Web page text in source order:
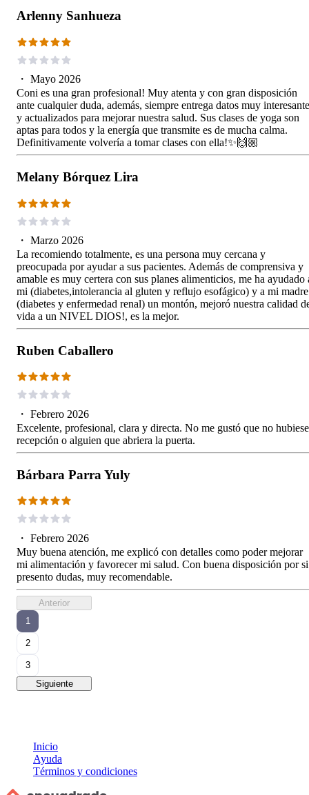
Arlenny Sanhueza
・ Mayo 2026
Coni es una gran profesional! Muy atenta y con gran disposición
ante cualquier duda, además, siempre entrega datos muy
y actualizados para mejorar nuestra salud. Sus clases de yoga son
aptas para todos y la energía que transmite es de mucha calma.
Definitivamente volvería a tomar clases con ella!✨🙌🏼
Melany Bórquez Lira
・ Marzo 2026
La recomiendo totalmente, es una persona muy cercana y
preocupada por ayudar a sus pacientes. Además de comprensiva y
amable es muy certera con sus planes alimenticios, me ha ayudado
mi (diabetes,intolerancia al gluten y reflujo esofágico) y a mi madre
(diabetes y enfermedad renal) un montón, mejoró nuestra calidad
vida a un NIVEL DIOS!, es la mejor.
Ruben Caballero
・ Febrero 2026
Excelente, profesional, clara y directa. No me gustó que no hubiese
recepción o alguien que abriera la puerta.
Bárbara Parra Yuly
・ Febrero 2026
Muy buena atención, me explicó con detalles como poder mejorar
mi alimentación y favorecer mi salud. Con buena disposición por si
presento dudas, muy recomendable.
Anterior
1
2
3
Siguiente
Inicio
Ayuda
Términos y condiciones